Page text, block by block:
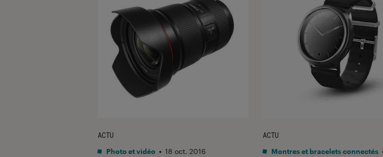
ACTU
Photo et vidéo • 18 oct. 2016
ACTU
Montres et bracelets connectés